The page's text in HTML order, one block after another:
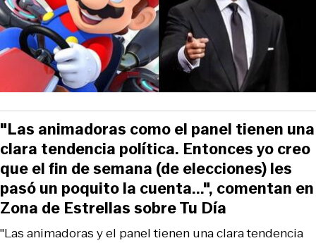
"Las animadoras y el panel tienen una clara tendencia
"Las animadoras como el panel tienen una
clara tendencia política. Entonces yo creo
que el fin de semana (de elecciones) les
pasó un poquito la cuenta...", comentan en
Zona de Estrellas sobre Tu Día